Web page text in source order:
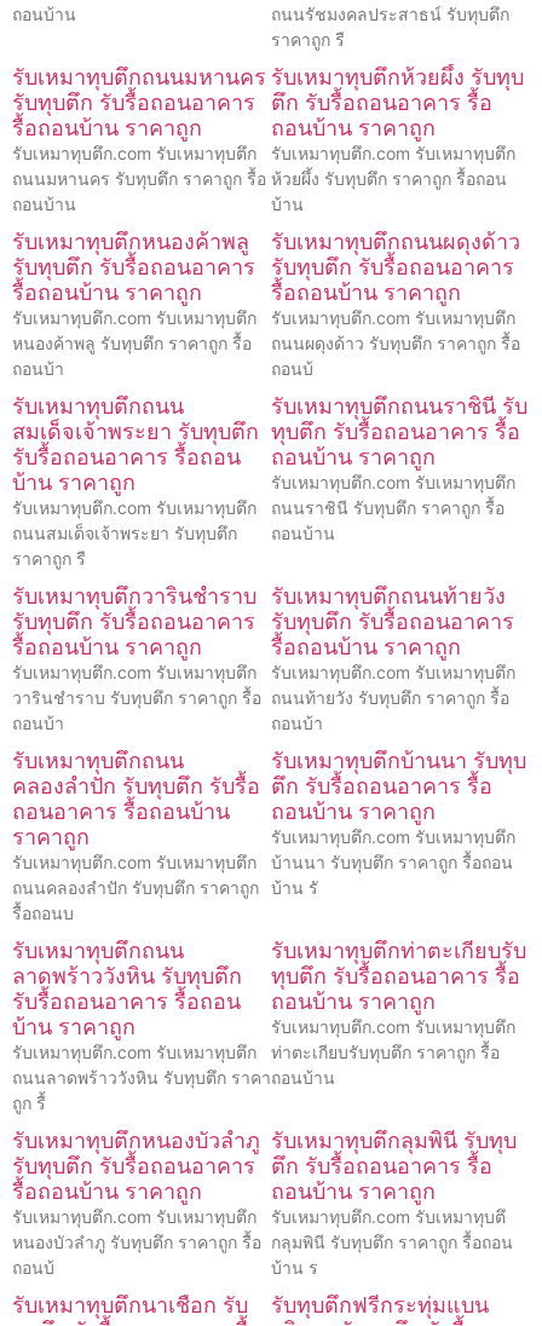
ถอนบ้าน
ถนนรัชมงคลประสาธน์ รับทุบตึก
ราคาถูก รื
รับเหมาทุบตึกถนนมหานคร
รับทุบตึก รับรื้อถอนอาคาร
รื้อถอนบ้าน ราคาถูก
รับเหมาทุบตึก.com รับเหมาทุบตึก
ถนนมหานคร รับทุบตึก ราคาถูก รื้อ
ถอนบ้าน
รับเหมาทุบตึกห้วยผึ้ง รับทุบ
ตึก รับรื้อถอนอาคาร รื้อ
ถอนบ้าน ราคาถูก
รับเหมาทุบตึก.com รับเหมาทุบตึก
ห้วยผึ้ง รับทุบตึก ราคาถูก รื้อถอน
บ้าน
รับเหมาทุบตึกหนองค้าพลู
รับทุบตึก รับรื้อถอนอาคาร
รื้อถอนบ้าน ราคาถูก
รับเหมาทุบตึก.com รับเหมาทุบตึก
หนองค้าพลู รับทุบตึก ราคาถูก รื้อ
ถอนบ้า
รับเหมาทุบตึกถนนผดุงด้าว
รับทุบตึก รับรื้อถอนอาคาร
รื้อถอนบ้าน ราคาถูก
รับเหมาทุบตึก.com รับเหมาทุบตึก
ถนนผดุงด้าว รับทุบตึก ราคาถูก รื้อ
ถอนบ้
รับเหมาทุบตึกถนน
สมเด็จเจ้าพระยา รับทุบตึก
รับรื้อถอนอาคาร รื้อถอน
บ้าน ราคาถูก
รับเหมาทุบตึก.com รับเหมาทุบตึก
ถนนสมเด็จเจ้าพระยา รับทุบตึก
ราคาถูก รื
รับเหมาทุบตึกถนนราชินี รับ
ทุบตึก รับรื้อถอนอาคาร รื้อ
ถอนบ้าน ราคาถูก
รับเหมาทุบตึก.com รับเหมาทุบตึก
ถนนราชินี รับทุบตึก ราคาถูก รื้อ
ถอนบ้าน
รับเหมาทุบตึกวารินชำราบ
รับทุบตึก รับรื้อถอนอาคาร
รื้อถอนบ้าน ราคาถูก
รับเหมาทุบตึก.com รับเหมาทุบตึก
วารินชำราบ รับทุบตึก ราคาถูก รื้อ
ถอนบ้า
รับเหมาทุบตึกถนนท้ายวัง
รับทุบตึก รับรื้อถอนอาคาร
รื้อถอนบ้าน ราคาถูก
รับเหมาทุบตึก.com รับเหมาทุบตึก
ถนนท้ายวัง รับทุบตึก ราคาถูก รื้อ
ถอนบ้า
รับเหมาทุบตึกถนน
คลองลำปัก รับทุบตึก รับรื้อ
ถอนอาคาร รื้อถอนบ้าน
ราคาถูก
รับเหมาทุบตึก.com รับเหมาทุบตึก
ถนนคลองลำปัก รับทุบตึก ราคาถูก
รื้อถอนบ
รับเหมาทุบตึกบ้านนา รับทุบ
ตึก รับรื้อถอนอาคาร รื้อ
ถอนบ้าน ราคาถูก
รับเหมาทุบตึก.com รับเหมาทุบตึก
บ้านนา รับทุบตึก ราคาถูก รื้อถอน
บ้าน รั
รับเหมาทุบตึกถนน
ลาดพร้าววังหิน รับทุบตึก
รับรื้อถอนอาคาร รื้อถอน
บ้าน ราคาถูก
รับเหมาทุบตึก.com รับเหมาทุบตึก
ถนนลาดพร้าววังหิน รับทุบตึก ราคา
ถูก รื้
รับเหมาทุบตึกท่าตะเกียบรับ
ทุบตึก รับรื้อถอนอาคาร รื้อ
ถอนบ้าน ราคาถูก
รับเหมาทุบตึก.com รับเหมาทุบตึก
ท่าตะเกียบรับทุบตึก ราคาถูก รื้อ
ถอนบ้าน
รับเหมาทุบตึกหนองบัวลำภู
รับทุบตึก รับรื้อถอนอาคาร
รื้อถอนบ้าน ราคาถูก
รับเหมาทุบตึก.com รับเหมาทุบตึก
หนองบัวลำภู รับทุบตึก ราคาถูก รื้อ
ถอนบ้
รับเหมาทุบตึกลุมพินี รับทุบ
ตึก รับรื้อถอนอาคาร รื้อ
ถอนบ้าน ราคาถูก
รับเหมาทุบตึก.com รับเหมาทุบตึ
กลุมพินี รับทุบตึก ราคาถูก รื้อถอน
บ้าน ร
รับเหมาทุบตึกนาเชือก รับ
รับทุบตึกฟรีกระทุ่มแบน